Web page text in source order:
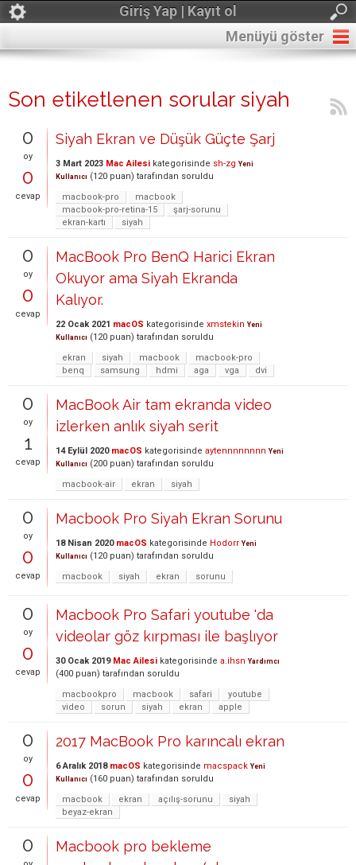
Giriş Yap | Kayıt ol
Menüyü göster
Son etiketlenen sorular siyah
0
oy
0
cevap
Siyah Ekran ve Düşük Güçte Şarj
3 Mart 2023 Mac Ailesi kategorisinde sh-zg Yeni
Kullanıcı (120 puan) tarafından soruldu
macbook-pro
macbook
macbook-pro-retina-15
şarj-sorunu
ekran-kartı
siyah
0
oy
0
cevap
MacBook Pro BenQ Harici Ekran
Okuyor ama Siyah Ekranda
Kalıyor.
22 Ocak 2021 macOS kategorisinde xmstekin Yeni
Kullanıcı (120 puan) tarafından soruldu
ekran
siyah macbook
macbook-pro
benq
samsung hdmi aga vga dvi
0
oy
1
cevap
MacBook Air tam ekranda video
izlerken anlık siyah serit
14 Eylül 2020 macOS kategorisinde aytennnnnnnn Yeni
Kullanıcı (200 puan) tarafından soruldu
macbook-air
ekran siyah
0
oy
0
cevap
Macbook Pro Siyah Ekran Sorunu
18 Nisan 2020 macOS kategorisinde Hodorr Yeni
Kullanıcı (120 puan) tarafından soruldu
macbook
siyah ekran sorunu
0
oy
0
cevap
Macbook Pro Safari youtube 'da
videolar göz kırpması ile başlıyor
30 Ocak 2019 Mac Ailesi kategorisinde a.ihsn Yardımcı
(400 puan) tarafından soruldu
macbookpro
macbook safari
youtube
video
sorun siyah ekran apple
0
oy
0
cevap
2017 MacBook Pro karıncalı ekran
6 Aralık 2018 macOS kategorisinde macspack Yeni
Kullanıcı (160 puan) tarafından soruldu
macbook
ekran açılış-sorunu
siyah
beyaz-ekran
0
Macbook pro bekleme